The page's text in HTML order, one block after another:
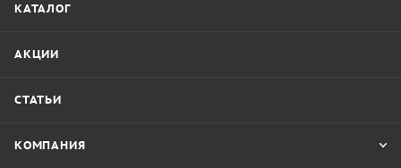
КАТАЛОГ
АКЦИИ
СТАТЬИ
КОМПАНИЯ